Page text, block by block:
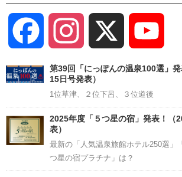
Facebook Instagram
第39回「にっぽんの温泉100選」
15日号発表）
1位草津、２位下呂、３位道後
2025年度「５つ星の宿」発表！（
表）
最新の「人気温泉旅館ホテル250選」
つ星の宿プラチナ」は？